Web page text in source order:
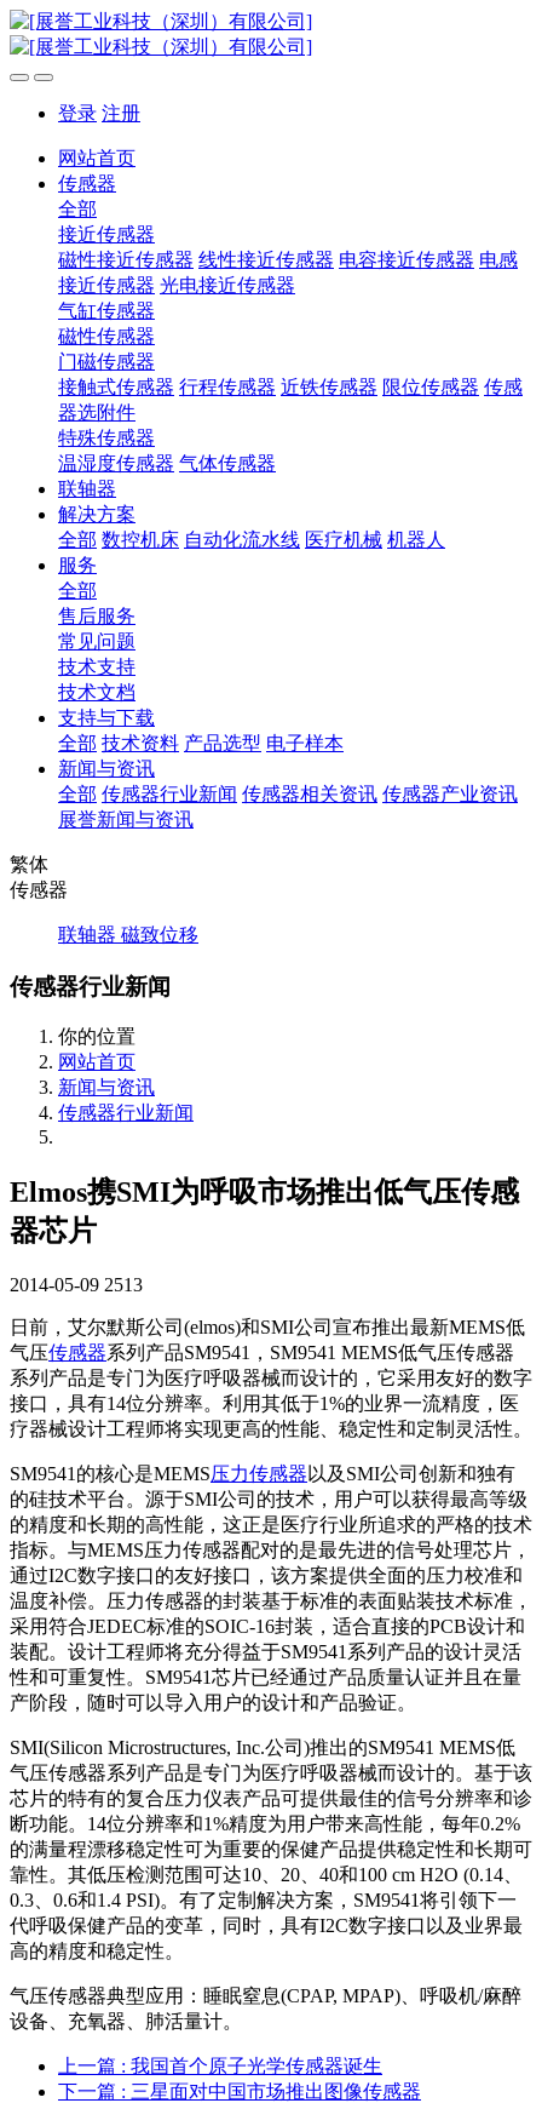
登录 注册
网站首页
传感器
全部
接近传感器
磁性接近传感器 线性接近传感器 电容接近传感器 电感
接近传感器 光电接近传感器
气缸传感器
磁性传感器
门磁传感器
接触式传感器 行程传感器 近铁传感器 限位传感器 传感
器选附件
特殊传感器
温湿度传感器 气体传感器
联轴器
解决方案
全部 数控机床 自动化流水线 医疗机械 机器人
服务
全部
售后服务
常见问题
技术支持
技术文档
支持与下载
全部 技术资料 产品选型 电子样本
新闻与资讯
全部 传感器行业新闻 传感器相关资讯 传感器产业资讯
展誉新闻与资讯
繁体
传感器
联轴器 磁致位移
传感器行业新闻
你的位置
网站首页
新闻与资讯
传感器行业新闻
Elmos携SMI为呼吸市场推出低气压传感
器芯片
2014-05-09 2513
日前，艾尔默斯公司(elmos)和SMI公司宣布推出最新MEMS低
气压传感器系列产品SM9541，SM9541 MEMS低气压传感器
系列产品是专门为医疗呼吸器械而设计的，它采用友好的数字
接口，具有14位分辨率。利用其低于1%的业界一流精度，医
疗器械设计工程师将实现更高的性能、稳定性和定制灵活性。
SM9541的核心是MEMS压力传感器 以及SMI公司创新和独有
的硅技术平台。源于SMI公司的技术，用户可以获得最高等级
的精度和长期的高性能，这正是医疗行业所追求的严格的技术
指标。与MEMS压力传感器配对的是最先进的信号处理芯片，
通过I2C数字接口的友好接口，该方案提供全面的压力校准和
温度补偿。压力传感器的封装基于标准的表面贴装技术标准，
采用符合JEDEC标准的SOIC-16封装，适合直接的PCB设计和
装配。设计工程师将充分得益于SM9541系列产品的设计灵活
性和可重复性。SM9541芯片已经通过产品质量认证并且在量
产阶段，随时可以导入用户的设计和产品验证。
SMI(Silicon Microstructures, Inc.公司)推出的SM9541 MEMS低
气压传感器系列产品是专门为医疗呼吸器械而设计的。基于该
芯片的特有的复合压力仪表产品可提供最佳的信号分辨率和诊
断功能。14位分辨率和1%精度为用户带来高性能，每年0.2%
的满量程漂移稳定性可为重要的保健产品提供稳定性和长期可
靠性。其低压检测范围可达10、20、40和100 cm H2O (0.14、
0.3、0.6和1.4 PSI)。有了定制解决方案，SM9541将引领下一
代呼吸保健产品的变革，同时，具有I2C数字接口以及业界最
高的精度和稳定性。
气压传感器典型应用：睡眠窒息(CPAP, MPAP)、呼吸机/麻醉
设备、充氧器、肺活量计。
上一篇 : 我国首个原子光学传感器诞生
下一篇 : 三星面对中国市场推出图像传感器